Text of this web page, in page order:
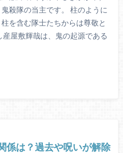
殺隊の当主です。 柱のように
を含む隊士たちからは尊敬と
屋敷輝哉は、鬼の起源である
係は？過去や呪いが解除